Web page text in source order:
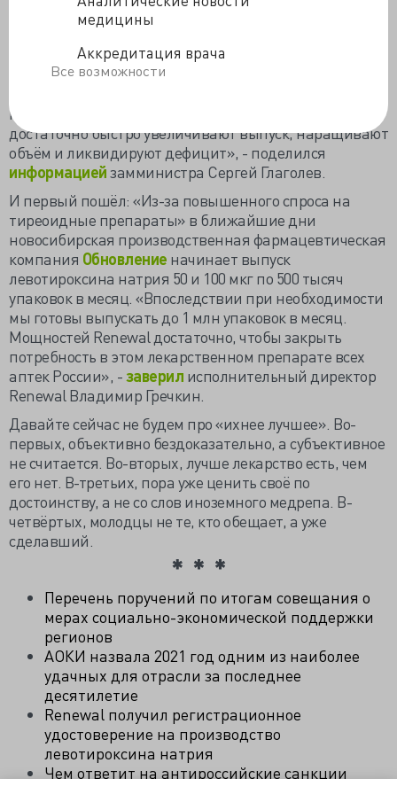
медицины
Аккредитация врача
Все возможности
«Видя повышенный спрос, фарминдустрия очень
производства, поставляются субстанции,
производственный цикл любого завода охватывает
материалов. Соответственно, видя эту ситуацию, они
достаточно быстро увеличивают выпуск, наращивают
объём и ликвидируют дефицит», - поделился
информациейзамминистра Сергей Глаголев.
И первый пошёл: «Из-за повышенного спроса на
тиреоидные препараты» в ближайшие дни
новосибирская производственная фармацевтическая
компания Обновление начинает выпуск
левотироксина натрия 50 и 100 мкг по 500 тысяч
упаковок в месяц. «Впоследствии при необходимости
мы готовы выпускать до 1 млн упаковок в месяц.
Мощностей Renewal достаточно, чтобы закрыть
потребность в этом лекарственном препарате всех
аптек России», -заверил исполнительный директор
Renewal Владимир Гречкин.
Давайте сейчас не будем про «ихнее лучшее». Во-
первых, объективно бездоказательно, а субъективное
не считается. Во-вторых, лучше лекарство есть, чем
его нет. В-третьих, пора уже ценить своё по
достоинству, а не со слов иноземного медрепа. В-
четвёртых, молодцы не те, кто обещает, а уже
сделавший.
Перечень поручений по итогам совещания о
мерах социально-экономической поддержки
регионов
АОКИ назвала 2021 год одним из наиболее
удачных для отрасли за последнее
десятилетие
Renewal получил регистрационное
удостоверение на производство
левотироксина натрия
Чем ответит на антироссийские санкции